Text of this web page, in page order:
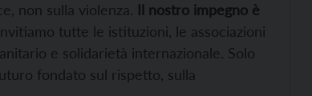
non sulla violenza. Il nostro impegno è
tutte le istituzioni, le associazioni
e solidarietà internazionale. Solo
fondato sul rispetto, sulla